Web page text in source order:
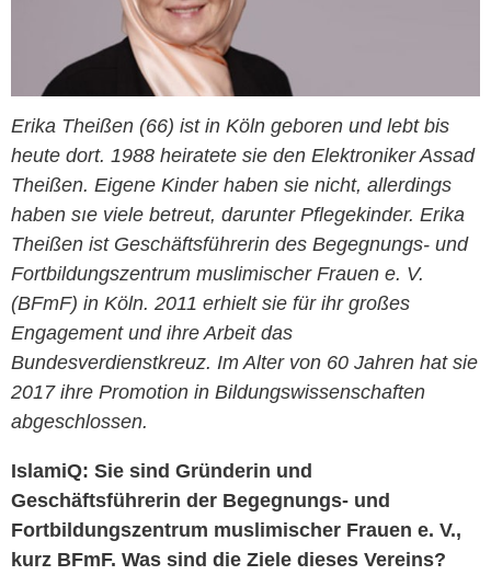
Erika Theißen (66) ist in Köln geboren und lebt bis
heute dort. 1988 heiratete sie den Elektroniker Assad
Theißen. Eigene Kinder haben sie nicht, allerdings
haben sıe viele betreut, darunter Pflegekinder. Erika
Theißen ist Geschäftsführerin des Begegnungs- und
Fortbildungszentrum muslimischer Frauen e. V.
(BFmF) in Köln. 2011 erhielt sie für ihr großes
Engagement und ihre Arbeit das
Bundesverdienstkreuz. Im Alter von 60 Jahren hat sie
2017 ihre Promotion in Bildungswissenschaften
abgeschlossen.
IslamiQ: Sie sind Gründerin und
Geschäftsführerin der Begegnungs- und
Fortbildungszentrum muslimischer Frauen e. V.,
kurz BFmF. Was sind die Ziele dieses Vereins?